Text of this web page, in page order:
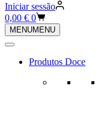
Iniciar sessão
Carrinho
de
compras
0,00 € 0
MENUMENU
Produtos Doce